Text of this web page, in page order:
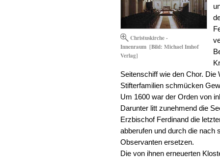
Christuskirche -
Innenraum [Bild: Michael Imhof
Verlag]
Seitenschiff wie den Chor.
Stifterfamilien schmücken
Um 1600 war der Orden von
Darunter litt zunehmend die
Erzbischof Ferdinand die
abberufen und durch die nach
Observanten ersetzen.
Die von ihnen erneuerten